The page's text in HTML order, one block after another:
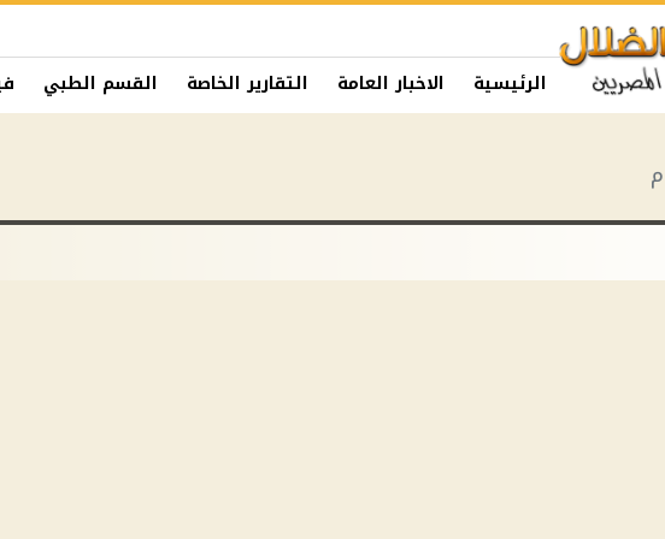
الرئيسية الاخبار العامة التقارير الخاصة القسم الطبي